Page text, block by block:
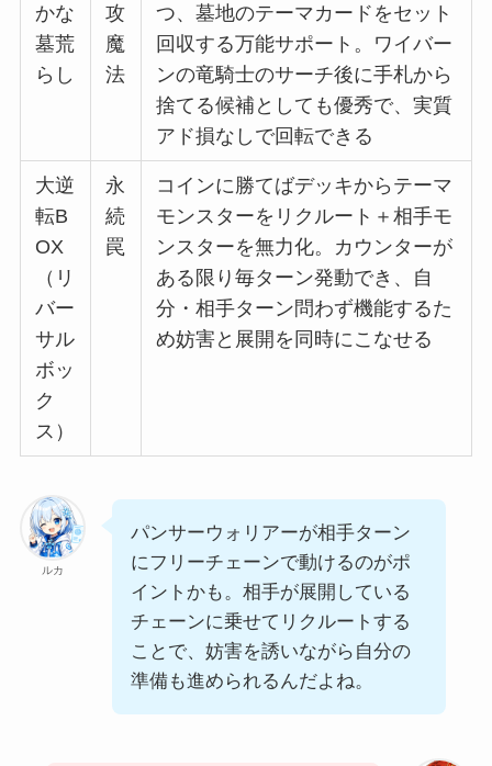
かな
墓荒
らし
攻
魔
法
つ、墓地のテーマカードをセット
回収する万能サポート。ワイバー
ンの竜騎士のサーチ後に手札から
捨てる候補としても優秀で、実質
アド損なしで回転できる
大逆
転B
OX
（リ
バー
サル
ボッ
ク
ス）
永
続
罠
コインに勝てばデッキからテーマ
モンスターをリクルート＋相手モ
ンスターを無力化。カウンターが
ある限り毎ターン発動でき、自
分・相手ターン問わず機能するた
め妨害と展開を同時にこなせる
ルカ
パンサーウォリアーが相手ターン
にフリーチェーンで動けるのがポ
イントかも。相手が展開している
チェーンに乗せてリクルートする
ことで、妨害を誘いながら自分の
準備も進められるんだよね。